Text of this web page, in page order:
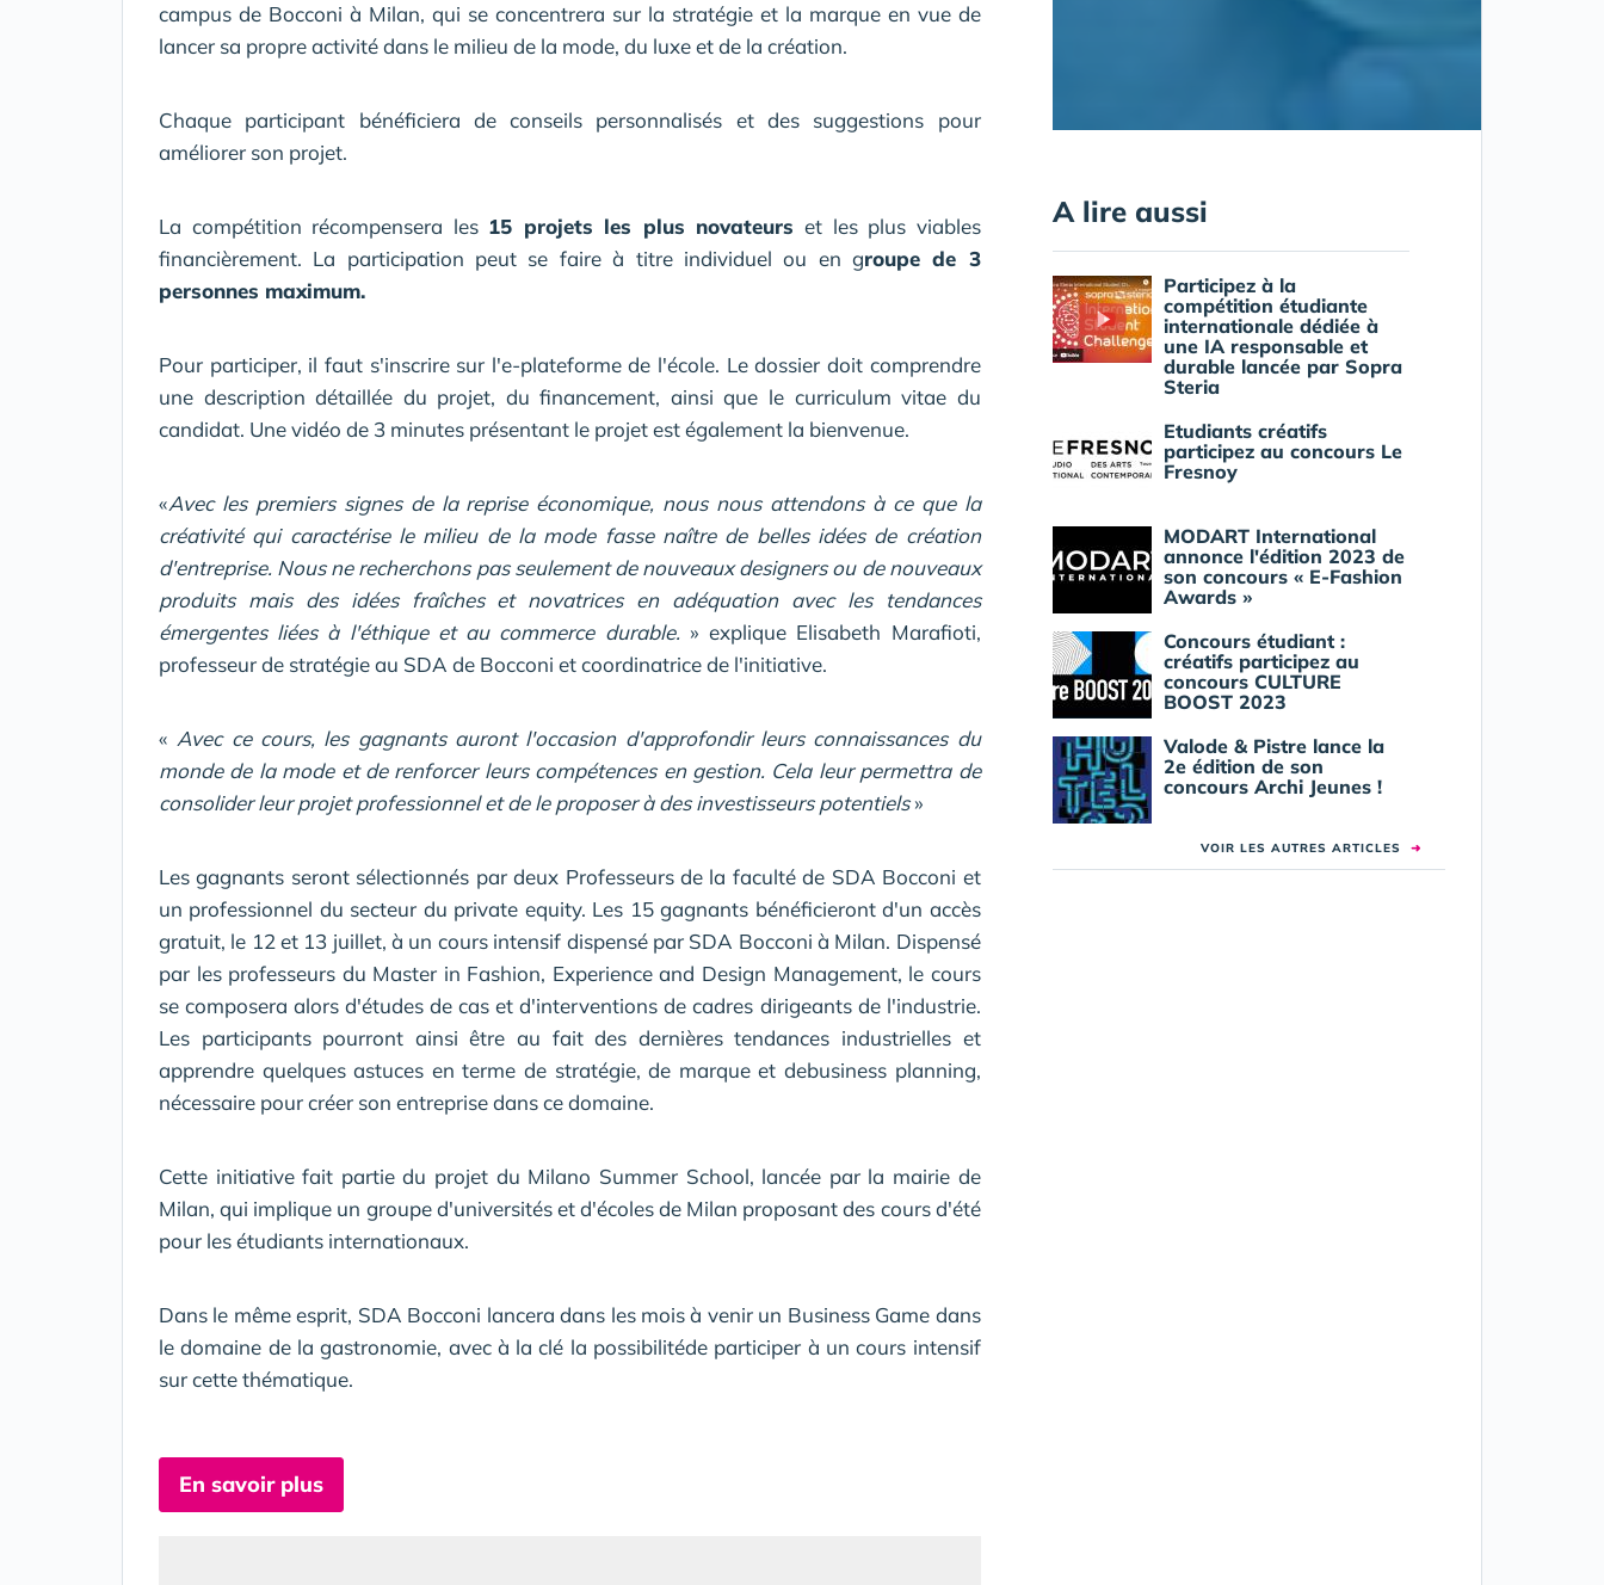
campus de Bocconi à Milan, qui se concentrera sur la stratégie et la marque en vue de
lancer sa propre activité dans le milieu de la mode, du luxe et de la création.
Chaque participant bénéficiera de conseils personnalisés et des suggestions pour
améliorer son projet.
La compétition récompensera les 15 projets les plus novateurs et les plus viables
financièrement. La participation peut se faire à titre individuel ou en groupe de 3
personnes maximum.
Pour participer, il faut s'inscrire sur l'e-plateforme de l'école. Le dossier doit comprendre
une description détaillée du projet, du financement, ainsi que le curriculum vitae du
candidat. Une vidéo de 3 minutes présentant le projet est également la bienvenue.
«Avec les premiers signes de la reprise économique, nous nous attendons à ce que la
créativité qui caractérise le milieu de la mode fasse naître de belles idées de création
d'entreprise. Nous ne recherchons pas seulement de nouveaux designers ou de nouveaux
produits mais des idées fraîches et novatrices en adéquation avec les tendances
émergentes liées à l'éthique et au commerce durable. » explique Elisabeth Marafioti,
professeur de stratégie au SDA de Bocconi et coordinatrice de l'initiative.
« Avec ce cours, les gagnants auront l'occasion d'approfondir leurs connaissances du
monde de la mode et de renforcer leurs compétences en gestion. Cela leur permettra de
consolider leur projet professionnel et de le proposer à des investisseurs potentiels»
Les gagnants seront sélectionnés par deux Professeurs de la faculté de SDA Bocconi et
un professionnel du secteur du private equity. Les 15 gagnants bénéficieront d'un accès
gratuit, le 12 et 13 juillet, à un cours intensif dispensé par SDA Bocconi à Milan. Dispensé
par les professeurs du Master in Fashion, Experience and Design Management, le cours
se composera alors d'études de cas et d'interventions de cadres dirigeants de l'industrie.
Les participants pourront ainsi être au fait des dernières tendances industrielles et
apprendre quelques astuces en terme de stratégie, de marque et debusiness planning,
nécessaire pour créer son entreprise dans ce domaine.
Cette initiative fait partie du projet du Milano Summer School, lancée par la mairie de
Milan, qui implique un groupe d'universités et d'écoles de Milan proposant des cours d'été
pour les étudiants internationaux.
Dans le même esprit, SDA Bocconi lancera dans les mois à venir un Business Game dans
le domaine de la gastronomie, avec à la clé la possibilitéde participer à un cours intensif
sur cette thématique.
En savoir plus
A lire aussi
Participez à la
compétition étudiante
internationale dédiée à
une IA responsable et
durable lancée par Sopra
Steria
Etudiants créatifs
participez au concours Le
Fresnoy
MODART International
annonce l'édition 2023 de
son concours « E-Fashion
Awards »
Concours étudiant :
créatifs participez au
concours CULTURE
BOOST 2023
Valode & Pistre lance la
2e édition de son
concours Archi Jeunes !
VOIR LES AUTRES ARTICLES ➜